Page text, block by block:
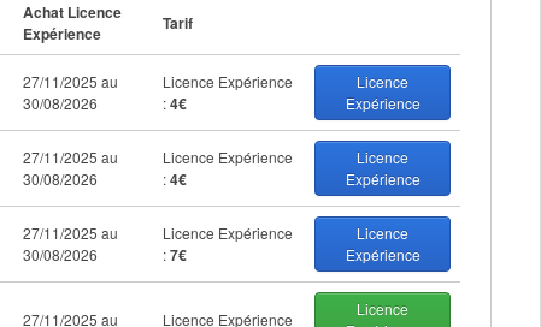
Achat Licence
Expérience
Tarif
27/11/2025 au
30/08/2026
Licence Expérience
:4€
Licence
Expérience
27/11/2025 au
30/08/2026
Licence Expérience
:4€
Licence
Expérience
27/11/2025 au
30/08/2026
Licence Expérience
:7€
Licence
Expérience
27/11/2025 au
Licence Expérience
Licence